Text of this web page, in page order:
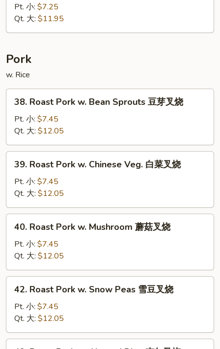
Special
Chop
Suey
楼
什
碎
Pt. 小: $7.25
Qt. 大: $11.95
Pork
w. Rice
Roast
Pork
Bean
Sprouts
38. Roast Pork w. Bean Sprouts 豆芽叉烧
Pt. 小: $7.45
Qt. 大: $12.05
Roast
Pork
Chinese
Veg.
39. Roast Pork w. Chinese Veg. 白菜叉烧
Pt. 小: $7.45
Qt. 大: $12.05
Roast
Pork
Mushroom
蘑
40. Roast Pork w. Mushroom 蘑菇叉烧
Pt. 小: $7.45
Qt. 大: $12.05
Roast
Pork
Snow
Peas
42. Roast Pork w. Snow Peas 雪豆叉烧
Pt. 小: $7.45
Qt. 大: $12.05